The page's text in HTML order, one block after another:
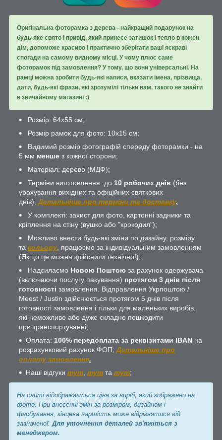
Оригінальна фоторамка з дерева - найкращий подарунок на
будь-яке свято і привід, який принесе затишок і тепло в кожен
дім, допоможе красиво і практично зберігати ваші яскраві
спогади на самому видному місці. У чому плюс саме
фоторамок під замовлення? У тому, що вони універсальні. На
рамці можна зробити будь-які написи, вказати імена, прізвища,
дати, будь-які фрази, які зрозумілі тільки вам, такого не знайти
в звичайному магазині :)
Розмір: 64х55 см;
Розмір рамок для фото: 10х15 см;
Видимий розмір фотографій спереду фоторамки - на
5 мм менше з кожної сторони;
Матеріал: дерево (МДФ);
Терміни виготовлення: до 10 робочих днів (без
урахування вихідних та офіційних святкових
днів); Детальніше про терміни та доставку.
У комплекті: захист для фото, картонні задники та
кріплення на стіну (вушко або "крокодил");
Можливо внести будь-які зміни по дизайну, розміру
та кольору , працюємо за індивідуальним замовленням
(Якщо це можна здійснити технічно!);
Надсилаємо Новою Поштою за рахунок одержувача
(включаючи послугу пакування) протягом 3 днів після
готовності замовлення. Відправлення Укрпоштою /
Meest / Justin здійснюється протягом 5 днів після
готовності замовлення і тільки для маленьких виробів,
які неможливо або дуже складно пошкодити
при транспортуванні;
Оплата: 100% передоплата за реквізитами IBAN на
розрахунковий рахунок ФОП; Детальніше про
оплату замовлення.
Наші відгуки тут тут та тут;
На сайті відображається ціна за виріб, який зображено на
фото. При внесенні змін за розміром, дизайном і
фарбування, кінцева вартість може відрізнятися від
зазначеної. Для уточнення деталей зв'яжіться з
менеджером.